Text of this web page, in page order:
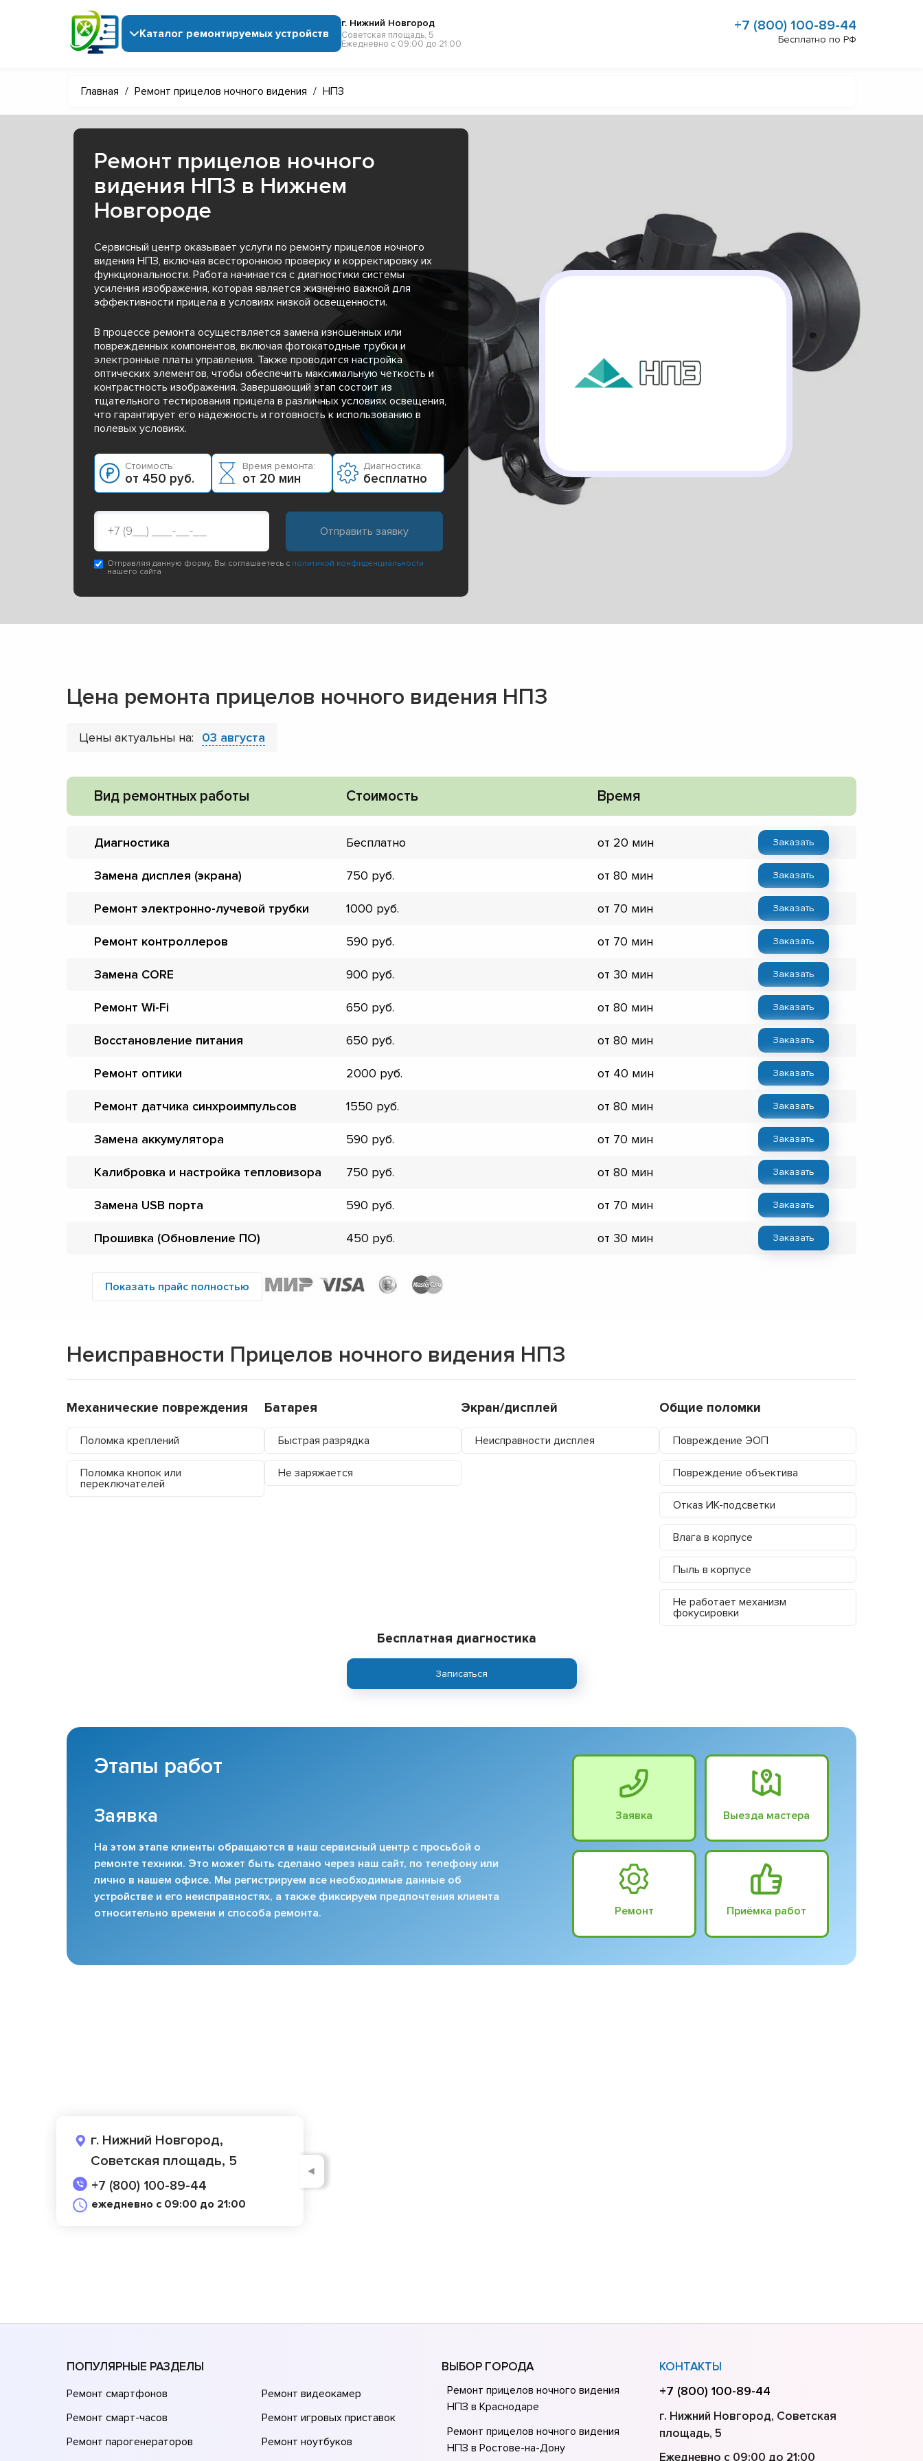
Каталог ремонтируемых устройств
г. Нижний Новгород
Советская площадь, 5
Ежедневно с 09:00 до 21:00
+7 (800) 100-89-44
Бесплатно по РФ
Главная / Ремонт прицелов ночного видения / НПЗ
Ремонт прицелов ночного
видения НПЗ в Нижнем
Новгороде
Сервисный центр оказывает услуги по ремонту прицелов ночного
видения НПЗ, включая всестороннюю проверку и корректировку их
функциональности. Работа начинается с диагностики системы
усиления изображения, которая является жизненно важной для
эффективности прицела в условиях низкой освещенности.
В процессе ремонта осуществляется замена изношенных или
поврежденных компонентов, включая фотокатодные трубки и
электронные платы управления. Также проводится настройка
оптических элементов, чтобы обеспечить максимальную четкость и
контрастность изображения. Завершающий этап состоит из
тщательного тестирования прицела в различных условиях освещения,
что гарантирует его надежность и готовность к использованию в
полевых условиях.
Стоимость:
от 450 руб.
Время ремонта:
от 20 мин
Диагностика:
бесплатно
Отправляя данную форму, Вы соглашаетесь с политикой конфиденциальности
нашего сайта
Цена ремонта прицелов ночного видения НПЗ
Цены актуальны на: 03 августа
Вид ремонтных работы Стоимость Время
Диагностика Бесплатно от 20 мин Заказать
Замена дисплея (экрана) 750 от 80 мин Заказать
Ремонт электронно-лучевой трубки 1000 от 70 мин Заказать
Ремонт контроллеров 590 от 70 мин Заказать
Замена CORE 900 от 30 мин Заказать
Ремонт Wi-Fi 650 от 80 мин Заказать
Восстановление питания 650 от 80 мин Заказать
Ремонт оптики 2000 от 40 мин Заказать
Ремонт датчика синхроимпульсов 1550 от 80 мин Заказать
Замена аккумулятора 590 от 70 мин Заказать
Калибровка и настройка тепловизора 750 от 80 мин Заказать
Замена USB порта 590 от 70 мин Заказать
Прошивка (Обновление ПО) 450 от 30 мин Заказать
Показать прайс полностью
Неисправности Прицелов ночного видения НПЗ
Механические повреждения
Поломка креплений
Поломка кнопок или
переключателей
Батарея
Быстрая разрядка
Не заряжается
Экран/дисплей
Неисправности дисплея
Общие поломки
Повреждение ЭОП
Повреждение объектива
Отказ ИК-подсветки
Влага в корпусе
Пыль в корпусе
Не работает механизм
фокусировки
Бесплатная диагностика
Записаться
Этапы работ
Заявка
На этом этапе клиенты обращаются в наш сервисный центр с просьбой о
ремонте техники. Это может быть сделано через наш сайт, по телефону или
лично в нашем офисе. Мы регистрируем все необходимые данные об
устройстве и его неисправностях, а также фиксируем предпочтения клиента
относительно времени и способа ремонта.
Заявка Выезда мастера
Ремонт Приёмка работ
г. Нижний Новгород,
Советская площадь, 5
+7 (800) 100-89-44
ежедневно с 09:00 до 21:00
◄
ПОПУЛЯРНЫЕ РАЗДЕЛЫ
Ремонт смартфонов
Ремонт смарт-часов
Ремонт парогенераторов
Ремонт видеокамер
Ремонт игровых приставок
Ремонт ноутбуков
ВЫБОР ГОРОДА
Ремонт прицелов ночного видения
НПЗ в Краснодаре
Ремонт прицелов ночного видения
НПЗ в Ростове-на-Донy
КОНТАКТЫ
+7 (800) 100-89-44
г. Нижний Новгород, Советская
площадь, 5
Ежедневно с 09:00 до 21:00